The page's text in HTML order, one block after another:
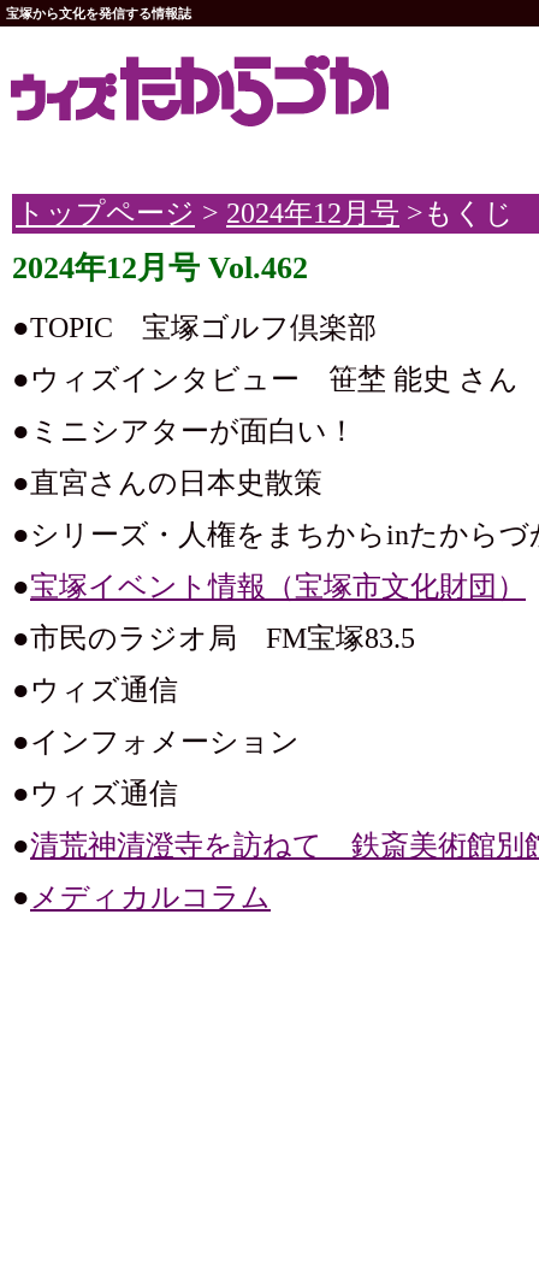
宝塚から文化を発信する情報誌
トップページ > 2024年12月号 >もくじ
2024年12月号 Vol.462
●TOPIC 宝塚ゴルフ倶楽部
●ウィズインタビュー 笹埜 能史 さん
●ミニシアターが面白い！
●直宮さんの日本史散策
●シリーズ・人権をまちからinたからづ
●宝塚イベント情報（宝塚市文化財団）
●市民のラジオ局 FM宝塚83.5
●ウィズ通信
●インフォメーション
●ウィズ通信
●清荒神清澄寺を訪ねて 鉄斎美術館別
● メディカルコラム